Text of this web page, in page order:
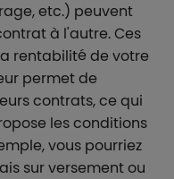
etc.) peuvent
à l'autre. Ces
rentabilité de votre
permet de
contrats, ce qui
les conditions
vous pourriez
sur versement ou